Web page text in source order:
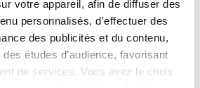
votre appareil, afin de diffuser des
personnalisés, d'effectuer des
des publicités et du contenu,
études d’audience, favorisant
de services. Vous avez le choix